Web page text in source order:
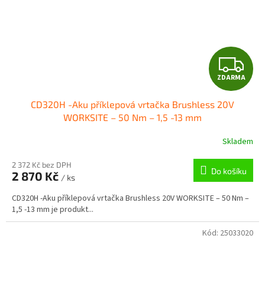
Z
D
R
M
A
ZDARMA
CD320H -Aku příklepová vrtačka Brushless 20V
WORKSITE – 50 Nm – 1,5 -13 mm
Skladem
2 372 Kč bez DPH
2 870 Kč / ks
Do košíku
CD320H -Aku příklepová vrtačka Brushless 20V WORKSITE – 50 Nm –
1,5 -13 mm je produkt...
Kód: 25033020